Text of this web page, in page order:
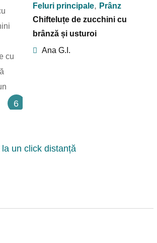
6
Feluri principale, Prânz
Chifteluțe de zucchini cu
brânză și usturoi
Ana G.I.